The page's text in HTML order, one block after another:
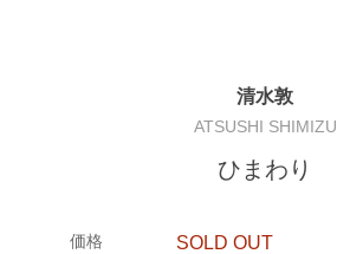
清水敦
ATSUSHI SHIMIZU
ひまわり
価格 SOLD OUT